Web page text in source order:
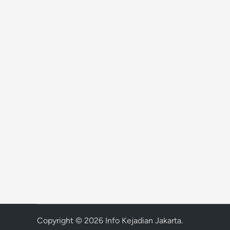
Copyright © 2026 Info Kejadian Jakarta.